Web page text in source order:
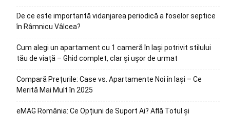
De ce este importantă vidanjarea periodică a foselor septice
în Râmnicu Vâlcea?
Cum alegi un apartament cu 1 cameră în Iași potrivit stilului
tău de viață – Ghid complet, clar și ușor de urmat
Compară Prețurile: Case vs. Apartamente Noi în Iași – Ce
Merită Mai Mult în 2025
eMAG România: Ce Opțiuni de Suport Ai? Află Totul și